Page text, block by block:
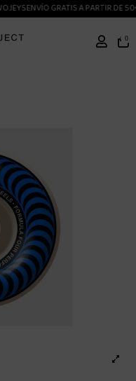
ENVÍO GRATIS A PARTIR DE 50€
0